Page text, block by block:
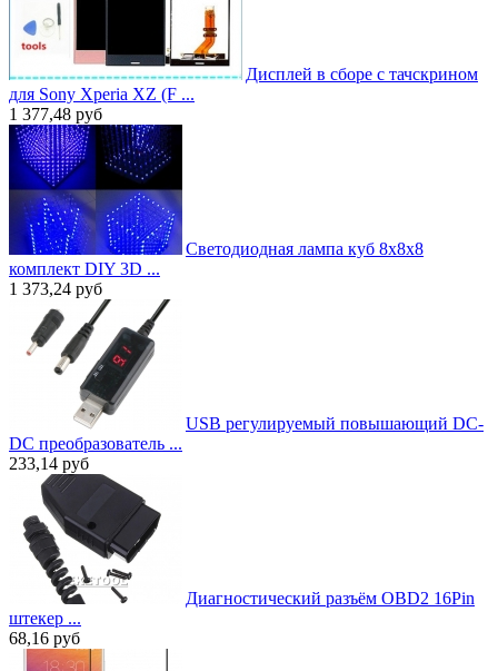
Дисплей в сборе с тачскрином
для Sony Xperia XZ (F ...
1 377,48 руб
Светодиодная лампа куб 8x8x8
комплект DIY 3D ...
1 373,24 руб
USB регулируемый повышающий DC-
DC преобразователь ...
233,14 руб
Диагностический разъём OBD2 16Pin
штекер ...
68,16 руб